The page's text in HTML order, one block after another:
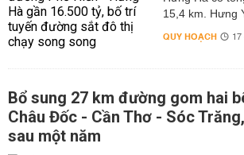
15,4 km. Hưng
QUY HOẠCH
Bổ sung 27 km đường gom hai
Châu Đốc - Cần Thơ - Sóc
sau một năm